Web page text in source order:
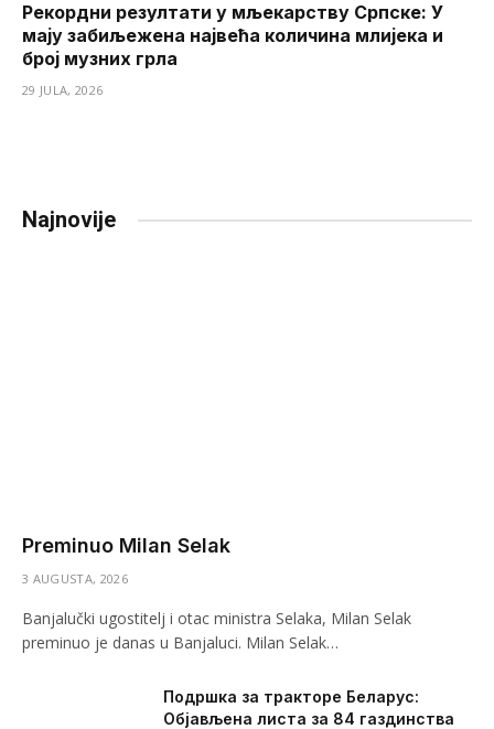
Рекордни резултати у мљекарству Српске: У
мају забиљежена највећа количина млијека и
број музних грла
29 JULA, 2026
Najnovije
Preminuo Milan Selak
3 AUGUSTA, 2026
Banjalučki ugostitelj i otac ministra Selaka, Milan Selak
preminuo je danas u Banjaluci. Milan Selak…
Подршка за тракторе Беларус:
Објављена листа за 84 газдинства